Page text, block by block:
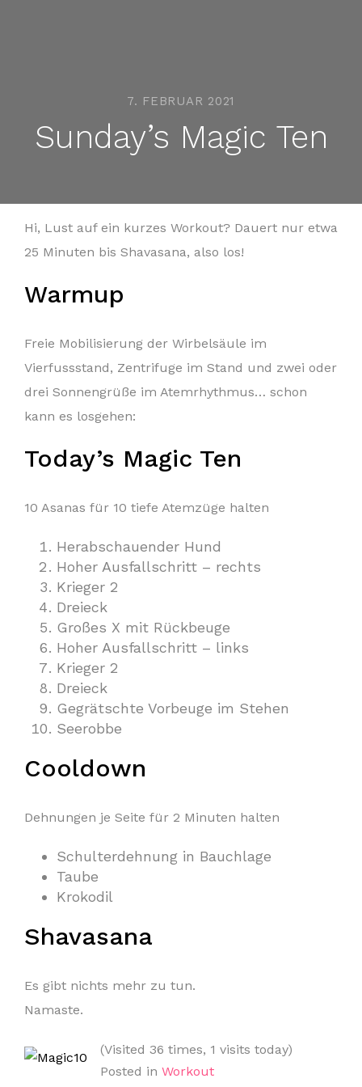
7. FEBRUAR 2021
Sunday’s Magic Ten
Hi, Lust auf ein kurzes Workout? Dauert nur etwa
25 Minuten bis Shavasana, also los!
Warmup
Freie Mobilisierung der Wirbelsäule im
Vierfussstand, Zentrifuge im Stand und zwei oder
drei Sonnengrüße im Atemrhythmus… schon
kann es losgehen:
Today’s Magic Ten
10 Asanas für 10 tiefe Atemzüge halten
Herabschauender Hund
Hoher Ausfallschritt – rechts
Krieger 2
Dreieck
Großes X mit Rückbeuge
Hoher Ausfallschritt – links
Krieger 2
Dreieck
Gegrätschte Vorbeuge im Stehen
Seerobbe
Cooldown
Dehnungen je Seite für 2 Minuten halten
Schulterdehnung in Bauchlage
Taube
Krokodil
Shavasana
Es gibt nichts mehr zu tun.
Namaste.
(Visited 36 times, 1 visits today)
Posted in Workout